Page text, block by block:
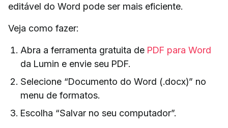
editável do Word pode ser mais eficiente.
Veja como fazer:
Abra a ferramenta gratuita de PDF para Word
da Lumin e envie seu PDF.
Selecione “Documento do Word (.docx)” no
menu de formatos.
Escolha “Salvar no seu computador”.